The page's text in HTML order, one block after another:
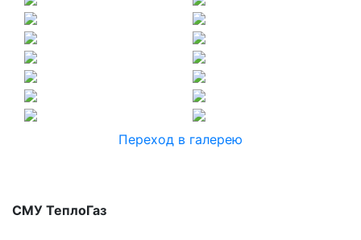
Переход в галерею
СМУ ТеплоГаз